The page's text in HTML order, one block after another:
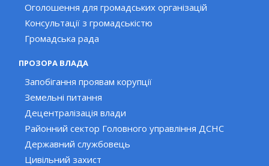
Оголошення для громадських організацій
Консультації з громадськістю
Громадська рада
ПРОЗОРА ВЛАДА
Запобігання проявам корупції
Земельні питання
Децентралізація влади
Районний сектор Головного управління ДСНС
Державний службовець
Цивільний захист